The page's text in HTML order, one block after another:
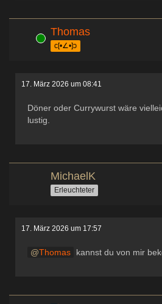
Online Thomas
c[•∠•]ɔ
17. März 2026 um 08:41
Döner oder Currywurst wäre
lustig.
MichaelK
Erleuchteter
17. März 2026 um 17:57
Thomas kannst du von mir